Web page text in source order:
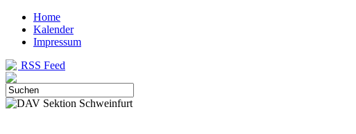
Home
Kalender
Impressum
RSS Feed